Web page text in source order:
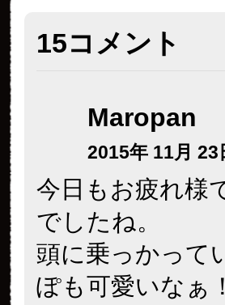
15コメント
Maropan
2015年 11月 23
今日もお疲れ様
でしたね。
頭に乗っかって
ぽも可愛いなぁ